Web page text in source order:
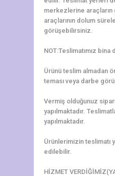
merkezlerine
araçlarının dolum
görüşebilirsiniz.
NOT:Teslimatımız bina
Ürünü teslim almadan
teması veya darbe
Vermiş olduğunuz
yapılmaktadır.
yapılmaktadır.
Ürünlerimizin teslimatı
edilebilir.
HİZMET